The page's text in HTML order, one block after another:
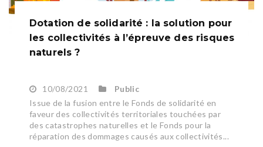
Dotation de solidarité : la solution pour
les collectivités à l’épreuve des risques
naturels ?
10/08/2021
Public
Issue de la fusion entre le Fonds de solidarité en
faveur des collectivités territoriales touchées par
des catastrophes naturelles et le Fonds pour la
réparation des dommages causés aux collectivités...